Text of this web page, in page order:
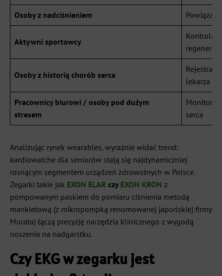
Osoby z nadciśnieniem
Aktywni sportowcy
Kontrola
Osoby z historią chorób serca
lekarza
Pracownicy biurowi / osoby pod dużym
stresem
serca
Analizując rynek wearables, wyraźnie widać trend:
kardiowatche dla seniorów stają się najdynamiczniej
rosnącym segmentem urządzeń zdrowotnych w Polsce.
Zegarki takie jak EXON ELAR czy EXON KRON z
pompowanym paskiem do pomiaru ciśnienia metodą
mankietową (z mikropompką renomowanej japońskiej firmy
Murata) łączą precyzję narzędzia klinicznego z wygodą
noszenia na nadgarstku.
Czy EKG w zegarku jest